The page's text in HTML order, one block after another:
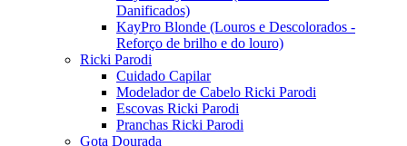
Danificados)
KayPro Blonde (Louros e Descolorados -
Reforço de brilho e do louro)
Ricki Parodi
Cuidado Capilar
Modelador de Cabelo Ricki Parodi
Escovas Ricki Parodi
Pranchas Ricki Parodi
Gota Dourada